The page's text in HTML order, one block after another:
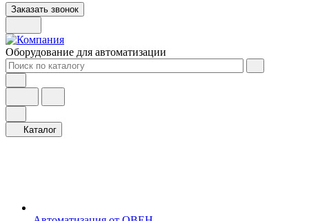
Заказать звонок
Оборудование для автоматизации
Каталог